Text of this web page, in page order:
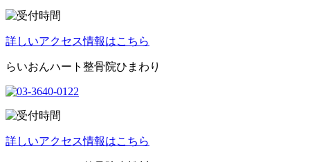
詳しいアクセス情報はこちら
らいおんハート整骨院ひまわり
詳しいアクセス情報はこちら